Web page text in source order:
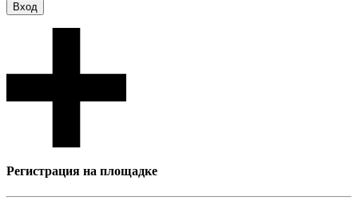
Вход
Регистрация на площадке